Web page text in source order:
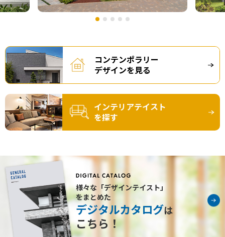
コンテンポラリー
デザインを見る
インテリアテイスト
を探す
様々な「デザインテイスト」
をまとめた
デジタルカタログは
こちら！